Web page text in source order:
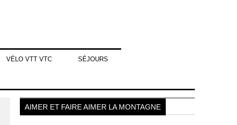
VÉLO VTT VTC SÉJOURS
AIMER ET FAIRE AIMER LA MONTAGNE